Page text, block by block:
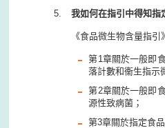
我如何在指引中得知指
《食品微生物含量指引
第1章關於一般即
落計數和衞生指示
第2章關於一般即
源性致病菌；
第3章關於指定食